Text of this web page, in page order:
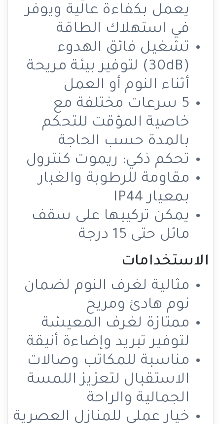
يعمل بكفاءة عالية ويوفر
في استهلاك الطاقة
تشغيل فائق الهدوء
(30dB) لتوفير بيئة مريحة
أثناء النوم أو العمل
5 سرعات مختلفة مع
خاصية المؤقت للتحكم
بالمدة حسب الحاجة
تحكم ذكي: ريموت كنترول
مقاومة للرطوبة والغبار
بمعيار IP44
يمكن تركيبها على سقف
مائل حتى 15 درجة
الاستخدامات
مثالية لغرف النوم لضمان
نوم هادئ ومريح
ممتازة لغرف المعيشة
لتوفير تبريد وإضاءة أنيقة
مناسبة للمكاتب وصالات
الاستقبال لتعزيز اللمسة
الجمالية والراحة
خيار عملي للمنازل العصرية